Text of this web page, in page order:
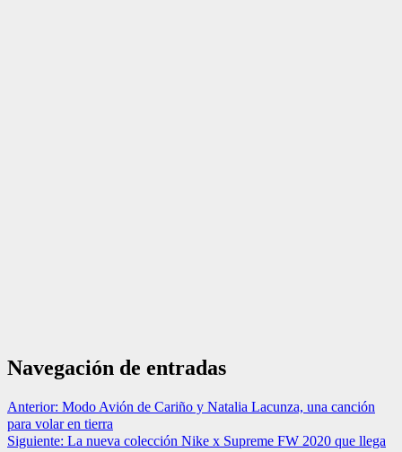
Navegación de entradas
Anterior: Modo Avión de Cariño y Natalia Lacunza, una canción
para volar en tierra
Siguiente: La nueva colección Nike x Supreme FW 2020 que llega